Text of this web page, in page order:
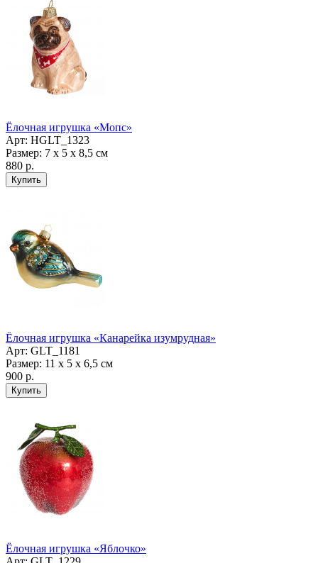
Ёлочная игрушка «Мопс»
Арт: НGLT_1323
Размер: 7 х 5 х 8,5 см
880 р.
Ёлочная игрушка «Канарейка изумрудная»
Арт: GLT_1181
Размер: 11 х 5 х 6,5 см
900 р.
Ёлочная игрушка «Яблочко»